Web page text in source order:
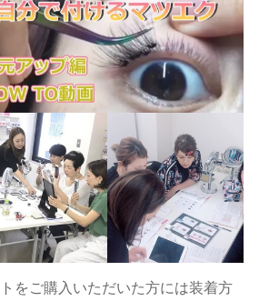
をご購入いただいた方には装着方